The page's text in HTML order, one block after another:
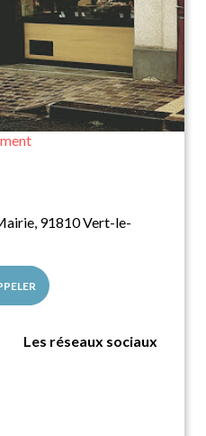
91810 Vert-le-
Les réseaux sociaux